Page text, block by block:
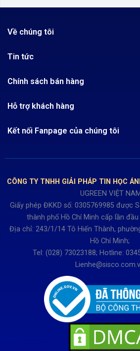
Về chúng tôi
Quy chế hoạt động
Tra cứu đơn hàng
Tin tức
Công nghệ - Sản phẩm mới
Review sản phẩm
Chính sách bán hàng
Chính sách Hủy, Đổi, Trả hàng
Hướng dẫn đăng ký tài khoản
Hỗ trợ khách hàng
Điện thoai: (028)73023188
Thời gian làm việc từ Thứ 2- Thứ 7
Buổi chiều từ 13h15 đến 17h30
Thứ 7 làm đến 15h30 chiều.
Kết nối Fanpage của chúng tôi
CÔNG TY TNHH GIẢI PHÁP TIN HỌC
UGREEN VIỆT
Giấy phép ĐKKD số: 0305769985 được
thành phố Hồ Chí Minh cấp lần
Địa chỉ: 243/1/14 Tô Hiến Thành,
Hồ Chí Minh;
Tel: (028) 73023188; Hotline: